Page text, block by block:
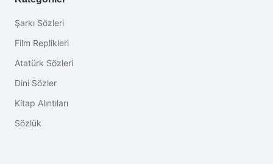
Şarkı Sözleri
Film Replikleri
Atatürk Sözleri
Dini Sözler
Kitap Alıntıları
Sözlük